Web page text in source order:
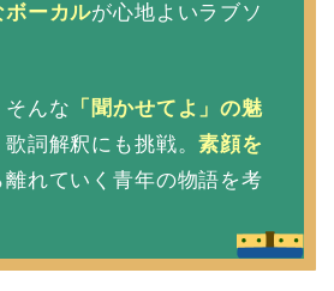
ボーカルが心地よいラブソ
そんな 「聞かせてよ」の魅
歌詞解釈にも挑戦。素顔を
離れていく青年の物語を考